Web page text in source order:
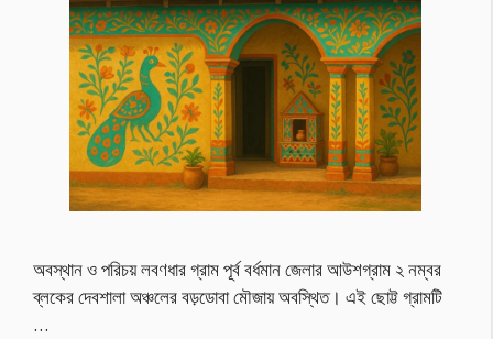
অবস্থান ও পরিচয় লবণধার গ্রাম পূর্ব বর্ধমান জেলার আউশগ্রাম ২ নম্বর
ব্লকের দেবশালা অঞ্চলের বড়ডোবা মৌজায় অবস্থিত। এই ছোট্ট গ্রামটি
…